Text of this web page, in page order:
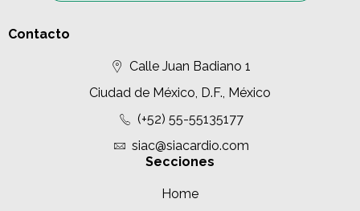
Contacto
Calle Juan Badiano 1
Ciudad de México, D.F., México
(+52) 55-55135177
siac@siacardio.com
Secciones
Home